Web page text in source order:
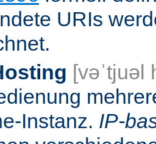
URIs
[vəˈtjuəl
Instanz. IP-